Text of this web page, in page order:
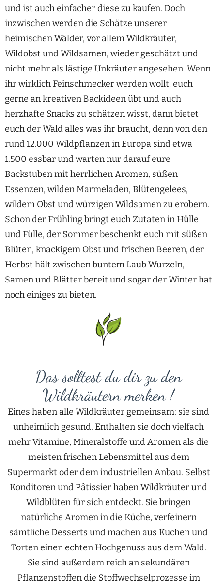
und ist auch einfacher diese zu kaufen. Doch
inzwischen werden die Schätze unserer
heimischen Wälder, vor allem Wildkräuter,
Wildobst und Wildsamen, wieder geschätzt und
nicht mehr als lästige Unkräuter angesehen. Wenn
ihr wirklich Feinschmecker werden wollt, euch
gerne an kreativen Backideen übt und auch
herzhafte Snacks zu schätzen wisst, dann bietet
euch der Wald alles was ihr braucht, denn von den
rund 12.000 Wildpflanzen in Europa sind etwa
1.500 essbar und warten nur darauf eure
Backstuben mit herrlichen Aromen, süßen
Essenzen, wilden Marmeladen, Blütengelees,
wildem Obst und würzigen Wildsamen zu erobern.
Schon der Frühling bringt euch Zutaten in Hülle
und Fülle, der Sommer beschenkt euch mit süßen
Blüten, knackigem Obst und frischen Beeren, der
Herbst hält zwischen buntem Laub Wurzeln,
Samen und Blätter bereit und sogar der Winter hat
noch einiges zu bieten.
Das solltest du dir zu den
Wildkräutern merken !
Eines haben alle Wildkräuter gemeinsam: sie sind
unheimlich gesund. Enthalten sie doch vielfach
mehr Vitamine, Mineralstoffe und Aromen als die
meisten frischen Lebensmittel aus dem
Supermarkt oder dem industriellen Anbau. Selbst
Konditoren und Pâtissier haben Wildkräuter und
Wildblüten für sich entdeckt. Sie bringen
natürliche Aromen in die Küche, verfeinern
sämtliche Desserts und machen aus Kuchen und
Torten einen echten Hochgenuss aus dem Wald.
Sie sind außerdem reich an sekundären
Pflanzenstoffen die Stoffwechselprozesse im